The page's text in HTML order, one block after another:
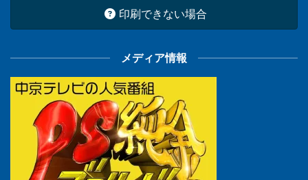
印刷できない場合
メディア情報